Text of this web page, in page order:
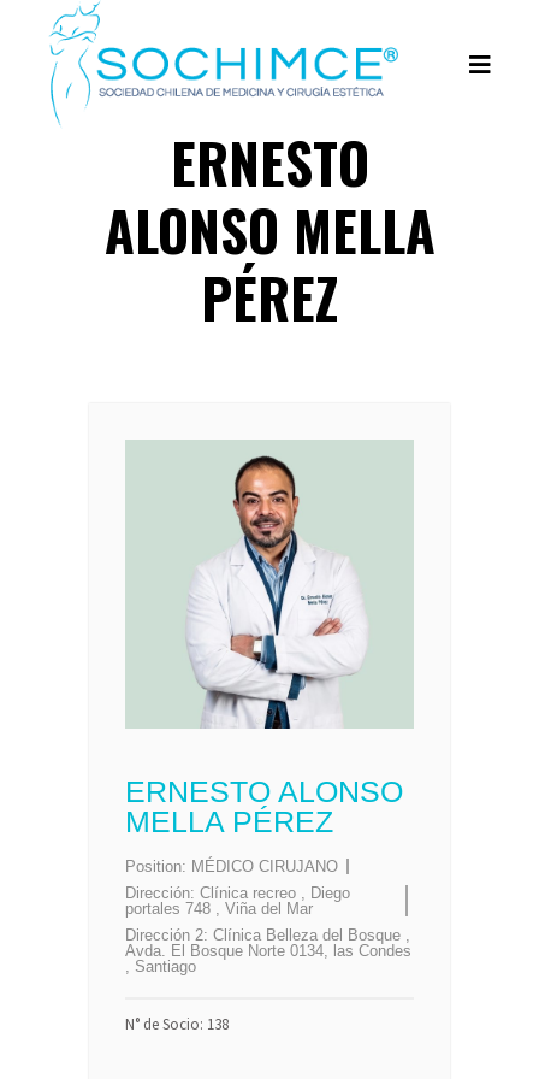
ERNESTO
ALONSO MELLA
PÉREZ
ERNESTO ALONSO
MELLA PÉREZ
Position: MÉDICO CIRUJANO
Dirección: Clínica recreo , Diego
portales 748 , Viña del Mar
Dirección 2: Clínica Belleza del Bosque ,
Avda. El Bosque Norte 0134, las Condes
, Santiago
N° de Socio: 138